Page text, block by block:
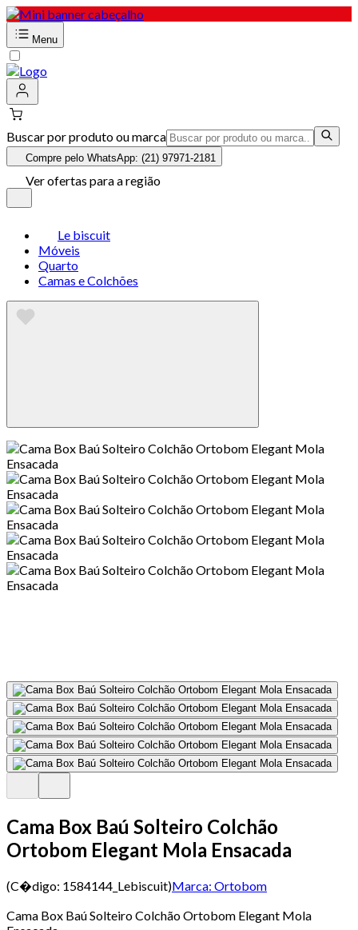
Menu
Buscar por produto ou marca
Compre pelo WhatsApp: (21) 97971-2181
Ver ofertas para a região
Le biscuit
Móveis
Quarto
Camas e Colchões
Cama Box Baú Solteiro Colchão
Ortobom Elegant Mola Ensacada
(C�digo: 1584144_Lebiscuit)Marca: Ortobom
Cama Box Baú Solteiro Colchão Ortobom Elegant Mola